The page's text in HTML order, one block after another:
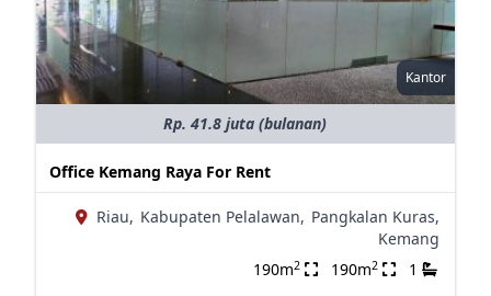
Kantor
Rp. 41.8 juta (bulanan)
Office Kemang Raya For Rent
Riau, Kabupaten Pelalawan, Pangkalan Kuras,
Kemang
190m2 190m2 1